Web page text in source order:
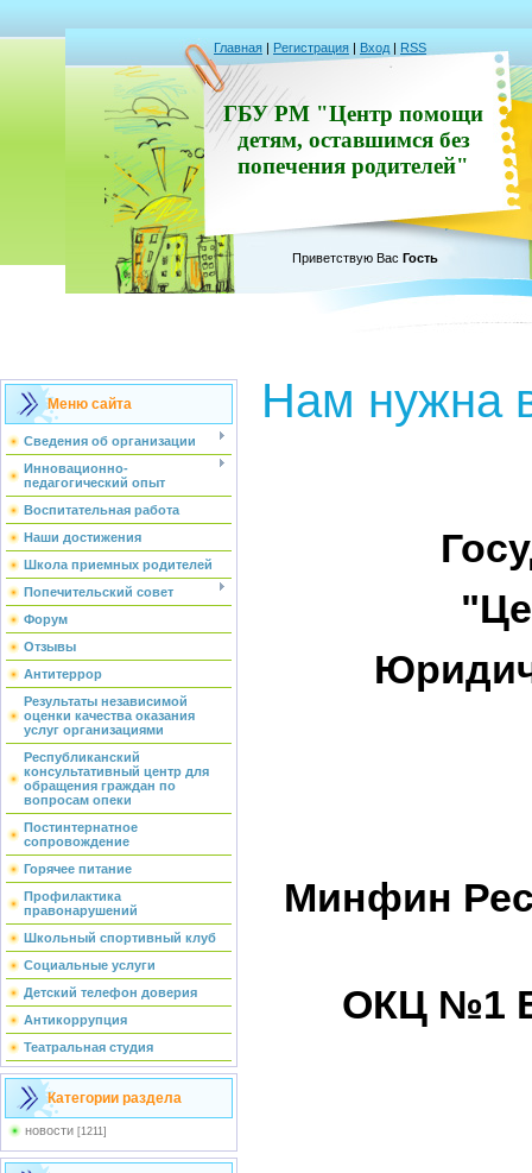
Главная | Регистрация | Вход | RSS
ГБУ РМ "Центр помощи
детям, оставшимся без
попечения родителей"
Приветствую Вас Гость
Меню сайта
Сведения об организации
Инновационно-
педагогический опыт
Воспитательная работа
Наши достижения
Школа приемных родителей
Попечительский совет
Форум
Отзывы
Антитеррор
Результаты независимой
оценки качества оказания
услуг организациями
Республиканский
консультативный центр для
обращения граждан по
вопросам опеки
Постинтернатное
сопровождение
Горячее питание
Профилактика
правонарушений
Школьный спортивный клуб
Социальные услуги
Детский телефон доверия
Антикоррупция
Театральная студия
Категории раздела
новости [1211]
Нам нужна
Минфин
ОКЦ №1